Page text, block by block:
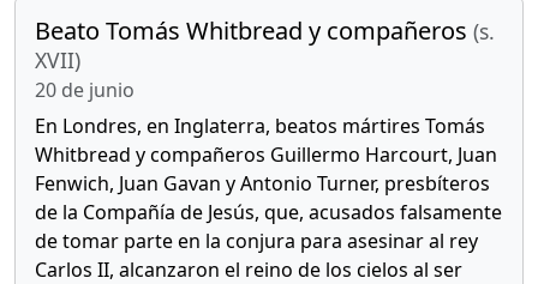
Beato Tomás Whitbread y compañeros (s.
XVII)
20 de junio
En Londres, en Inglaterra, beatos mártires Tomás
Whitbread y compañeros Guillermo Harcourt, Juan
Fenwich, Juan Gavan y Antonio Turner, presbíteros
de la Compañía de Jesús, que, acusados falsamente
de tomar parte en la conjura para asesinar al rey
Carlos II, alcanzaron el reino de los cielos al ser